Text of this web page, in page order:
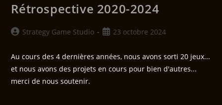
Rétrospective 2020-2024
Strategy Game Studio 23 octobre 2024
Au cours des 4 dernières années, nous avons sorti 20 jeux...
et nous avons des projets en cours pour bien d'autres...
merci de nous soutenir.